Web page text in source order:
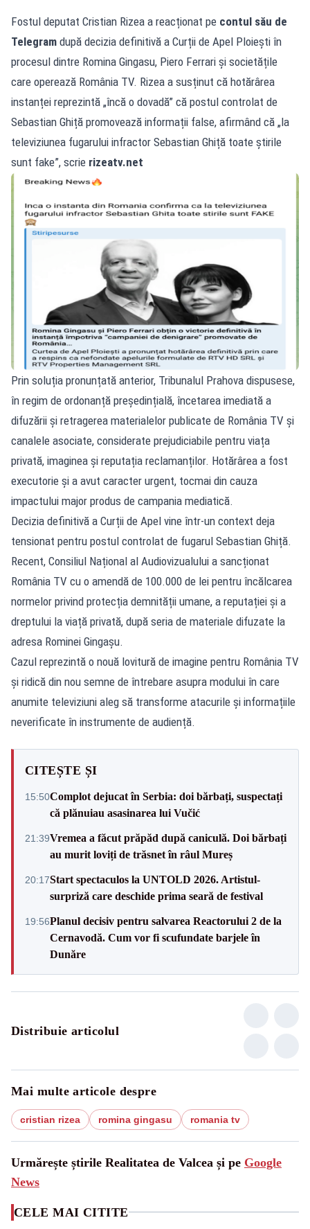
Fostul deputat Cristian Rizea a reacționat pe contul său de
Telegram după decizia definitivă a Curții de Apel Ploiești în
procesul dintre Romina Gingasu, Piero Ferrari și societățile
care operează România TV. Rizea a susținut că hotărârea
instanței reprezintă „încă o dovadă” că postul controlat de
Sebastian Ghiță promovează informații false, afirmând că „la
televiziunea fugarului infractor Sebastian Ghiță toate știrile
sunt fake”, scrie rizeatv.net
Prin soluția pronunțată anterior, Tribunalul Prahova dispusese,
în regim de ordonanță președințială, încetarea imediată a
difuzării și retragerea materialelor publicate de România TV și
canalele asociate, considerate prejudiciabile pentru viața
privată, imaginea și reputația reclamanților. Hotărârea a fost
executorie și a avut caracter urgent, tocmai din cauza
impactului major produs de campania mediatică.
Decizia definitivă a Curții de Apel vine într-un context deja
tensionat pentru postul controlat de fugarul Sebastian Ghiță.
Recent, Consiliul Național al Audiovizualului a sancționat
România TV cu o amendă de 100.000 de lei pentru încălcarea
normelor privind protecția demnității umane, a reputației și a
dreptului la viață privată, după seria de materiale difuzate la
adresa Rominei Gingașu.
Cazul reprezintă o nouă lovitură de imagine pentru România TV
și ridică din nou semne de întrebare asupra modului în care
anumite televiziuni aleg să transforme atacurile și informațiile
neverificate în instrumente de audiență.
CITEȘTE ȘI
15:50Complot dejucat în Serbia: doi bărbați, suspectați
că plănuiau asasinarea lui Vučić
21:39Vremea a făcut prăpăd după caniculă. Doi bărbați
au murit loviți de trăsnet în râul Mureș
20:17Start spectaculos la UNTOLD 2026. Artistul-
surpriză care deschide prima seară de festival
19:56Planul decisiv pentru salvarea Reactorului 2 de la
Cernavodă. Cum vor fi scufundate barjele în
Dunăre
Distribuie articolul
Mai multe articole despre
cristian rizea romina gingasu romania tv
Urmărește știrile Realitatea de Valcea și pe Google
News
CELE MAI CITITE